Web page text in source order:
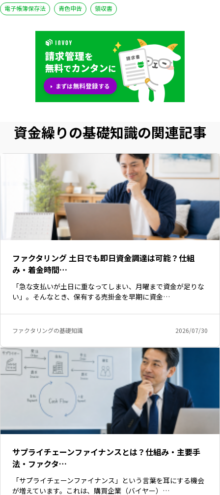
電子帳簿保存法
青色申告 領収書
資金繰りの基礎知識の関連記事
ファクタリング 土日でも即日資金調達は可能？仕組
み・着金時間…
「急な支払いが土日に重なってしまい、月曜まで資金が足りな
い」。そんなとき、保有する売掛金を早期に資金…
ファクタリングの基礎知識 2026/07/30
サプライチェーンファイナンスとは？仕組み・主要手
法・ファクタ…
「サプライチェーンファイナンス」という言葉を耳にする機会
が増えています。これは、購買企業（バイヤー）…
いますぐ無料登録